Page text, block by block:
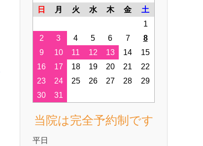
日
月 火 水 木 金
土
1
2
3 4 5 6 7
8
9
10 11 12 13 14
15
16
17 18 19 20 21
22
23
24 25 26 27 28
29
30
31
当院は完全予約制です
平⽇